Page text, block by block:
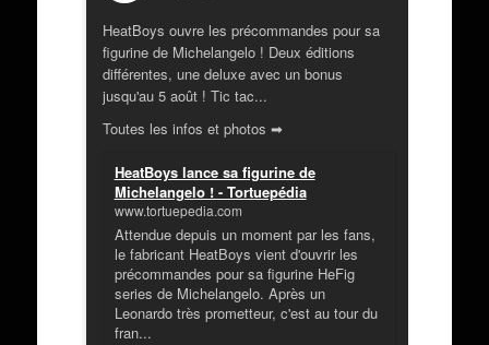
HeatBoys ouvre les précommandes pour sa
figurine de Michelangelo ! Deux éditions
différentes, une deluxe avec un bonus
jusqu'au 5 août ! Tic tac...
Toutes les infos et photos ➡
HeatBoys lance sa figurine de
Michelangelo ! - Tortuepédia
www.tortuepedia.com
Attendue depuis un moment par les fans,
le fabricant HeatBoys vient d'ouvrir les
précommandes pour sa figurine HeFig
series de Michelangelo. Après un
Leonardo très prometteur, c'est au tour du
fran...